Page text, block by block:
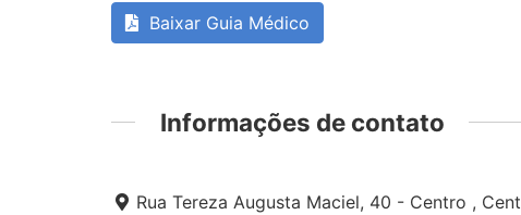
Baixar Guia Médico
Informações de contato
Rua Tereza Augusta Maciel, 40 - Centro ,